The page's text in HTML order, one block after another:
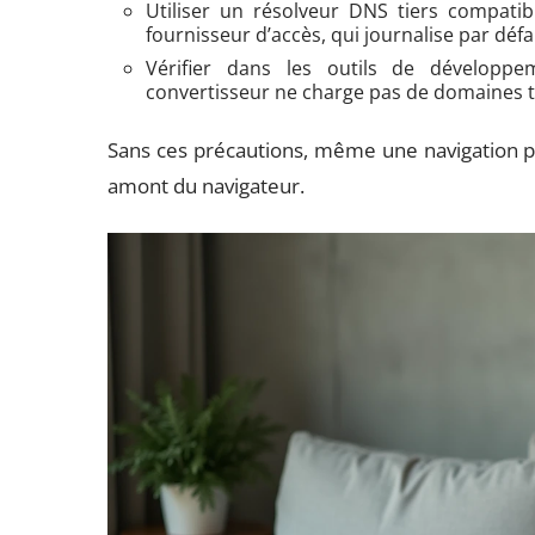
Utiliser un résolveur DNS tiers
fournisseur d’accès, qui journalise par
Vérifier dans les outils de
convertisseur ne charge pas de
Sans ces précautions, même une
amont du navigateur.